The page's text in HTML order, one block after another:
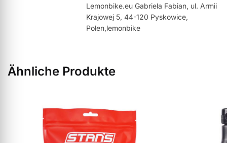
Lemonbike.eu Gabriela Fabian, ul. Armii
Krajowej 5, 44-120 Pyskowice,
Polen,lemonbike
Ähnliche Produkte